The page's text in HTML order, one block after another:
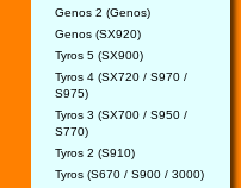
Genos 2 (Genos)
Genos (SX920)
Tyros 5 (SX900)
Tyros 4 (SX720 / S970 /
S975)
Tyros 3 (SX700 / S950 /
S770)
Tyros 2 (S910)
Tyros (S670 / S900 / 3000)